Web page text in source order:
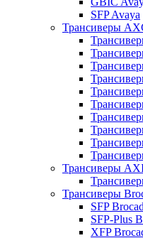
SFP Avaya
Трансиверы
Трансиверы
Трансиверы
SFP
SFP-Plus
XFP